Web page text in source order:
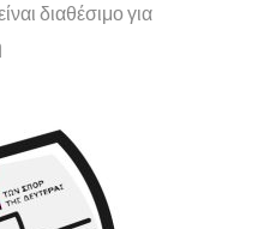
διαθέσιμο για